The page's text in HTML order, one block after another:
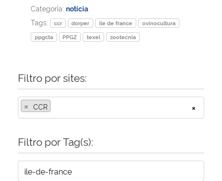
Ministério do Meio Ambiente
Ministério do Turismo
Ministério da Mulher, da Família e dos Direitos Humanos
Secretaria-Geral
Secretaria de Governo
Categoria: notícia
Tags:
ccr dorper île de france
ovinocultura
ppgcta
PPGZ texel zootecnia
Filtro por sites:
×
× CCR
Filtro por Tag(s):